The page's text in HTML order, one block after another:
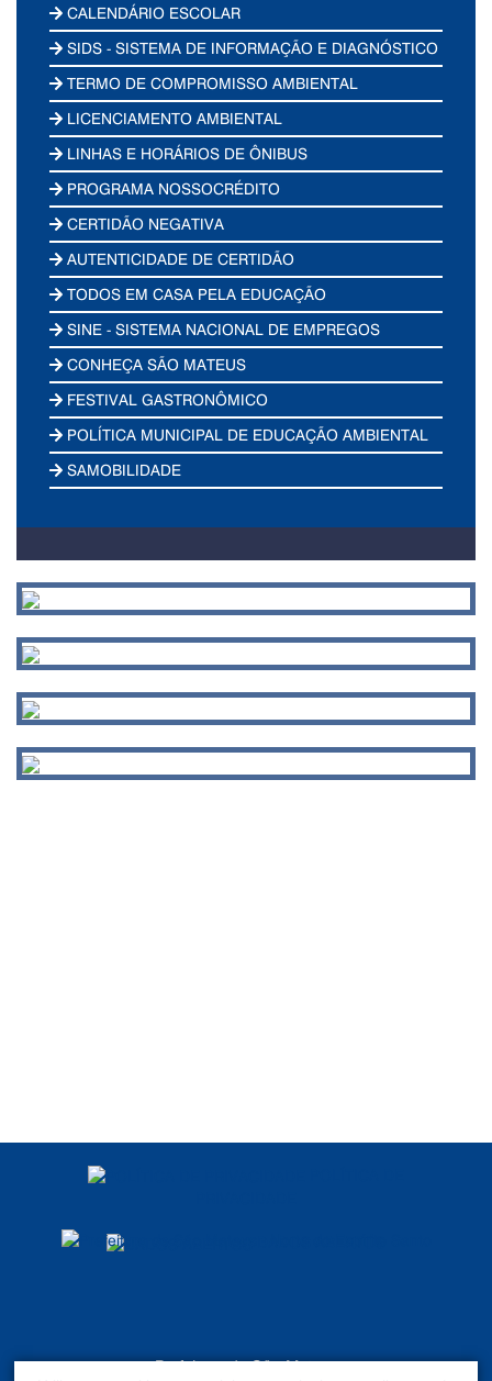
CALENDÁRIO ESCOLAR
SIDS - SISTEMA DE INFORMAÇÃO E DIAGNÓSTICO
TERMO DE COMPROMISSO AMBIENTAL
LICENCIAMENTO AMBIENTAL
LINHAS E HORÁRIOS DE ÔNIBUS
PROGRAMA NOSSOCRÉDITO
CERTIDÃO NEGATIVA
AUTENTICIDADE DE CERTIDÃO
TODOS EM CASA PELA EDUCAÇÃO
SINE - SISTEMA NACIONAL DE EMPREGOS
CONHEÇA SÃO MATEUS
FESTIVAL GASTRONÔMICO
POLÍTICA MUNICIPAL DE EDUCAÇÃO AMBIENTAL
SAMOBILIDADE
Prefeitura de São Mateus